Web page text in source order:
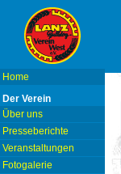
Home
Der Verein
Über uns
Presseberichte
Veranstaltungen
Fotogalerie